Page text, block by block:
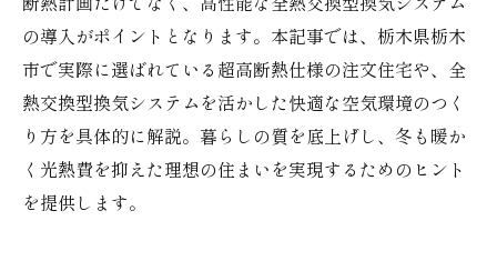
断熱計画だけでなく、高性能な全熱交換型換気システム
の導入がポイントとなります。本記事では、栃木県栃木
市で実際に選ばれている超高断熱仕様の注文住宅や、全
熱交換型換気システムを活かした快適な空気環境のつく
り方を具体的に解説。暮らしの質を底上げし、冬も暖か
く光熱費を抑えた理想の住まいを実現するためのヒント
を提供します。